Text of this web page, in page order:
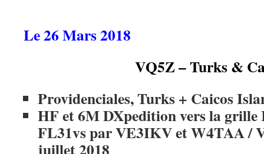
Le 26 Mars 2018
VQ5Z – Turks &
Providenciales, Turks + Caicos
HF et 6M DXpedition vers la
FL31vs par VE3IKV et W4TAA /
juillet 2018